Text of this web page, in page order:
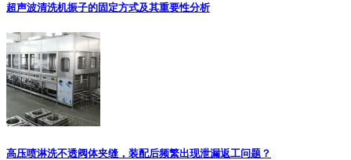
超声波清洗机振子的固定方式及其重要性分析
高压喷淋洗不透阀体夹缝，装配后频繁出现泄漏返工问题？